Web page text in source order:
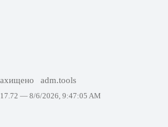
adm.tools
— 8/6/2026, 9:47:05 AM